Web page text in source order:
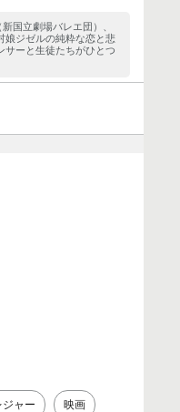
国立劇場バレエ団）、
娘ジゼルの純粋な恋と悲
サーと生徒たちがひとつ
ジャー 映画